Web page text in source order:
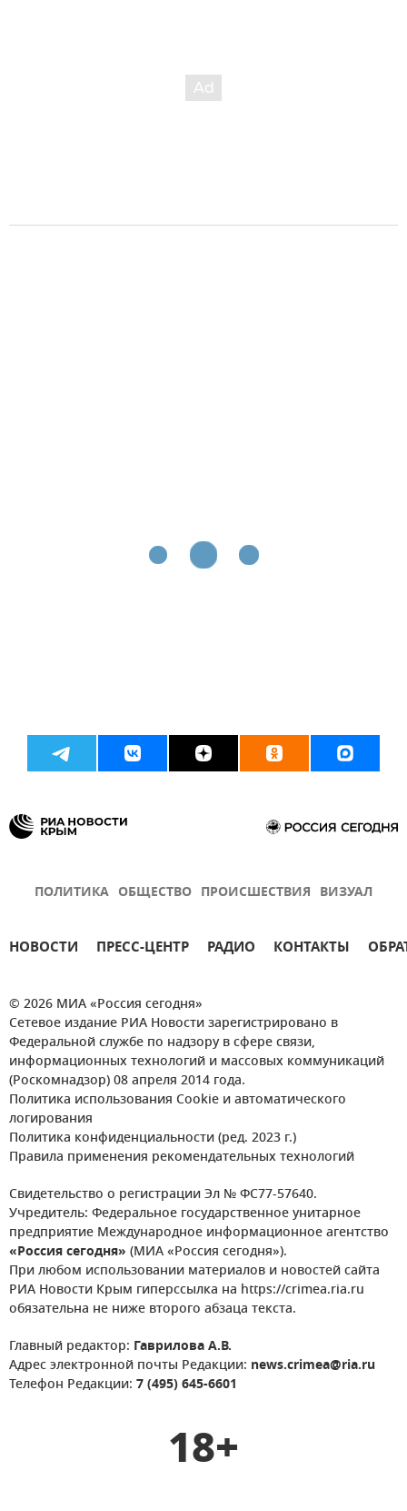
ПОЛИТИКА ОБЩЕСТВО ПРОИСШЕСТВИЯ ВИЗУАЛ
НОВОСТИ ПРЕСС-ЦЕНТР РАДИО КОНТАКТЫ
© 2026 МИА «Россия сегодня»
Сетевое издание РИА Новости зарегистрировано в
Федеральной службе по надзору в сфере связи,
информационных технологий и массовых коммуникаций
(Роскомнадзор) 08 апреля 2014 года.
Политика использования Cookie и автоматического
логирования
Политика конфиденциальности (ред. 2023 г.)
Правила применения рекомендательных технологий
Свидетельство о регистрации Эл № ФС77-57640.
Учредитель: Федеральное государственное унитарное
предприятие Международное информационное агентство
«Россия сегодня» (МИА «Россия сегодня»).
При любом использовании материалов и новостей сайта
РИА Новости Крым гиперссылка на https://crimea.ria.ru
обязательна не ниже второго абзаца текста.
Главный редактор: Гаврилова А.В.
Адрес электронной почты Редакции: news.crimea@ria.ru
Телефон Редакции: 7 (495) 645-6601
18+